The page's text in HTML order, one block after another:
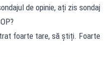
de opinie, ați zis sondaj
foarte tare, să știți. Foarte